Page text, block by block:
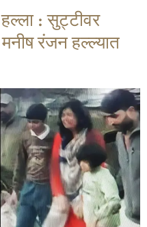
: सुट्टीवर
रंजन हल्ल्यात